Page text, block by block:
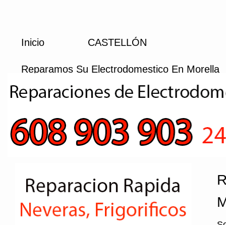
Inicio CASTELLÓN
Reparamos Su Electrodomestico En Morella